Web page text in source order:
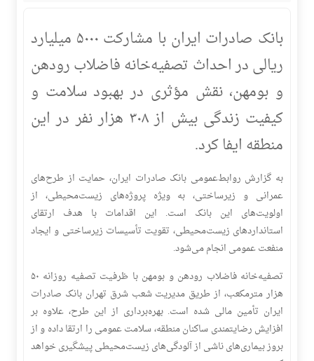
​بانک صادرات ایران با مشارکت ۵۰۰۰ میلیارد
ریالی در احداث تصفیه‌خانه فاضلاب رودهن
و بومهن، نقش مؤثری در بهبود سلامت و
کیفیت زندگی بیش از ۳۰۸ هزار نفر در این
منطقه ایفا کرد.
به گزارش روابط‌عمومی بانک صادرات ایران، حمایت از طرح‌های
عمرانی و زیرساختی، به ویژه پروژه‌های زیست‌محیطی، از
اولویت‌های این بانک است. این اقدامات با هدف ارتقای
استانداردهای زیست‌محیطی، تقویت تأسیسات زیرساختی و ایجاد
منفعت عمومی انجام می‌شود.
تصفیه‌خانه فاضلاب رودهن و بومهن با ظرفیت تصفیه روزانه ۵۰
هزار مترمکعب، از طریق مدیریت شعب شرق تهران بانک صادرات
ایران تأمین مالی شده است. بهره‌برداری از این طرح، علاوه بر
افزایش رضایتمندی ساکنان منطقه، سلامت عمومی را ارتقا داده و از
بروز بیماری‌های ناشی از آلودگی‌های زیست‌محیطی پیشگیری خواهد